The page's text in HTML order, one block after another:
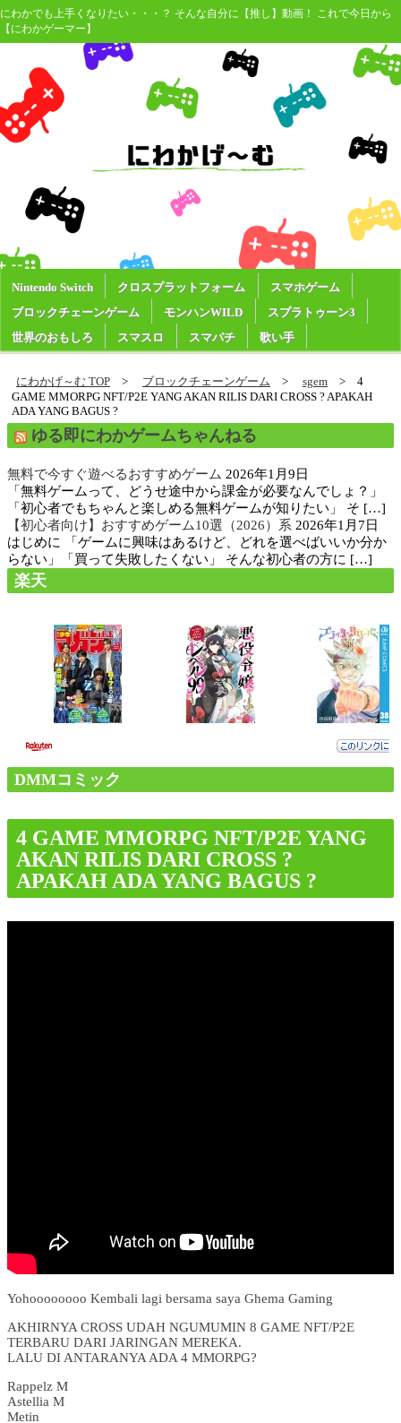
にわかでも上手くなりたい・・・？ そんな自分に【推し】動画！ これで今日から
【にわかゲーマー】
Nintendo Switch クロスプラットフォーム
スマホゲーム
ブロックチェーンゲーム
モンハンWILD
スプラトゥーン3
世界のおもしろ
スマスロ スマパチ 歌い手
にわかげ～む TOP ブロックチェーンゲーム sgem
4
GAME MMORPG NFT/P2E YANG AKAN RILIS DARI CROSS ? APAKAH
ADA YANG BAGUS ?
ゆる即にわかゲームちゃんねる
無料で今すぐ遊べるおすすめゲーム 2026年1月9日
「無料ゲームって、どうせ途中から課金が必要なんでしょ？」
「初心者でもちゃんと楽しめる無料ゲームが知りたい」 そ […]
【初心者向け】おすすめゲーム10選（2026）系 2026年1月7日
はじめに 「ゲームに興味はあるけど、どれを選べばいいか分か
らない」「買って失敗したくない」 そんな初心者の方に […]
楽天
DMMコミック
4 GAME MMORPG NFT/P2E YANG
AKAN RILIS DARI CROSS ?
APAKAH ADA YANG BAGUS ?
Yohoooooooo Kembali lagi bersama saya Ghema Gaming
AKHIRNYA CROSS UDAH NGUMUMIN 8 GAME NFT/P2E
TERBARU DARI JARINGAN MEREKA.
LALU DI ANTARANYA ADA 4 MMORPG?
Rappelz M
Astellia M
Metin